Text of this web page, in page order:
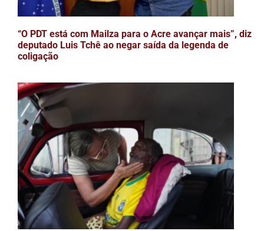
“O PDT está com Mailza para o Acre avançar mais”, diz
deputado Luis Tchê ao negar saída da legenda de
coligação